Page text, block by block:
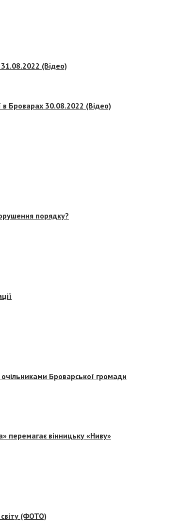
(Відео)
в Броварах 30.08.2022 (Відео)
порядку?
Броварської громади
перемагає вінницьку «Ниву»
(ФОТО)